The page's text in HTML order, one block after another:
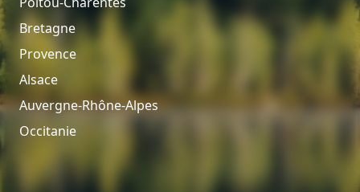
Bretagne
Provence
Alsace
Auvergne-Rhône-Alpes
Occitanie